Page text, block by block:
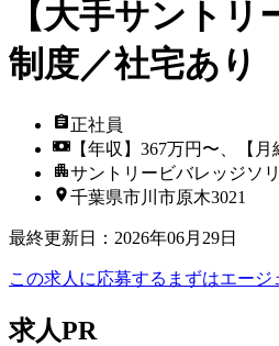
【大手サント
制度／社宅あり
正社員
【年収】367万円〜、【
サントリービバレッジソ
千葉県市川市原木3021
最終更新日 ： 2026年06月29日
この求人に応募する まずはエージ
求人PR